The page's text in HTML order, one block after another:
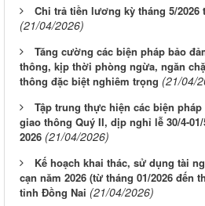
Chi trả tiền lương kỳ tháng 5/2026
(21/04/2026)
Tăng cường các biện pháp bảo
thông, kịp thời phòng ngừa, ngăn
thông đặc biệt nghiêm trọng (21/04/
Tập trung thực hiện các biện
giao thông Quý II, dịp nghỉ lễ 30/4-
2026 (21/04/2026)
Kế hoạch khai thác, sử dụng tài
cạn năm 2026 (từ tháng 01/2026 đến
tỉnh Đồng Nai (21/04/2026)